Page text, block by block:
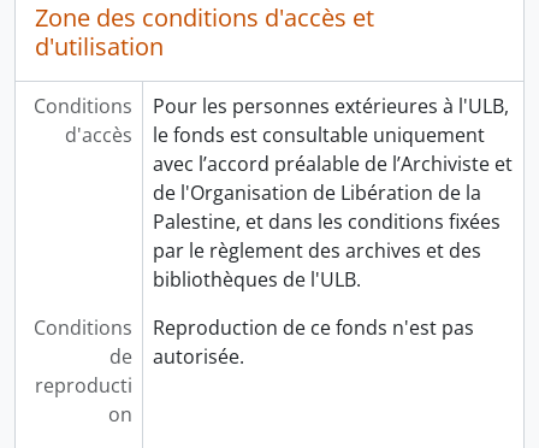
Zone des conditions d'accès et
d'utilisation
Conditions
d'accès
Pour les personnes extérieures à l'ULB,
le fonds est consultable uniquement
avec l’accord préalable de l’Archiviste et
de l'Organisation de Libération de la
Palestine, et dans les conditions fixées
par le règlement des archives et des
bibliothèques de l'ULB.
Conditions
de
reproducti
on
Reproduction de ce fonds n'est pas
autorisée.